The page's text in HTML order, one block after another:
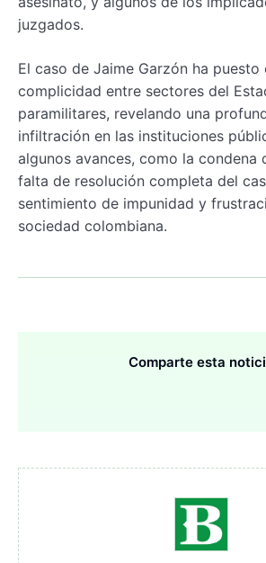
juzgados.
El caso de Jaime Garzón ha puesto
complicidad entre sectores del
paramilitares, revelando una
infiltración en las instituciones
algunos avances, como la condena
falta de resolución completa del
sentimiento de impunidad y
sociedad colombiana.
Comparte esta